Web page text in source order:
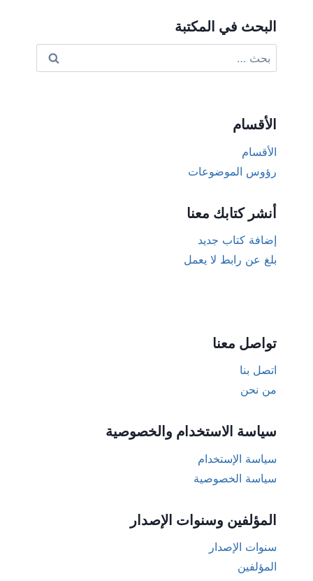
البحث في المكتبة
عن:
الأقسام
الأقسام
رؤوس الموضوعات
أنشر كتابك معنا
إضافة كتاب جديد
بلغ عن رابط لا يعمل
تواصل معنا
اتصل بنا
من نحن
سياسة الاستخدام والخصوصية
سياسة الإستخدام
سياسة الخصوصية
المؤلفين وسنوات الإصدار
سنوات الإصدار
المؤلفين